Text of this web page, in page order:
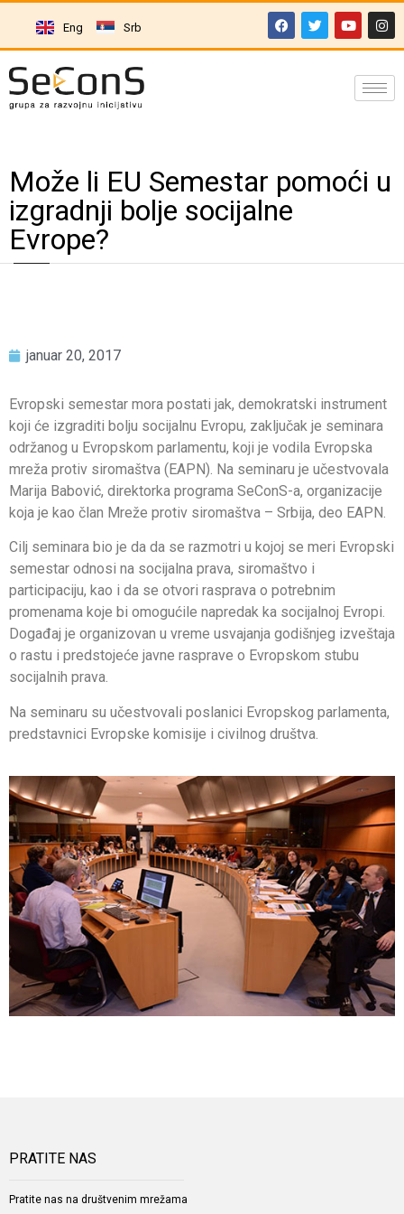
Eng Srb
Može li EU Semestar pomoći u
izgradnji bolje socijalne
Evrope?
januar 20, 2017
Evropski semestar mora postati jak, demokratski instrument
koji će izgraditi bolju socijalnu Evropu, zaključak je seminara
održanog u Evropskom parlamentu, koji je vodila Evropska
mreža protiv siromaštva (EAPN). Na seminaru je učestvovala
Marija Babović, direktorka programa SeConS-a, organizacije
koja je kao član Mreže protiv siromaštva – Srbija, deo EAPN.
Cilj seminara bio je da da se razmotri u kojoj se meri Evropski
semestar odnosi na socijalna prava, siromaštvo i
participaciju, kao i da se otvori rasprava o potrebnim
promenama koje bi omogućile napredak ka socijalnoj Evropi.
Događaj je organizovan u vreme usvajanja godišnjeg izveštaja
o rastu i predstojeće javne rasprave o Evropskom stubu
socijalnih prava.
Na seminaru su učestvovali poslanici Evropskog parlamenta,
predstavnici Evropske komisije i civilnog društva.
PRATITE NAS
Pratite nas na društvenim mrežama